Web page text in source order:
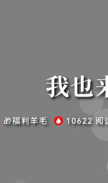
我也
🎁福利羊毛 10622 阅